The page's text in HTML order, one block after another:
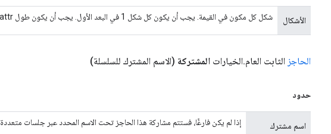
الأشكال شكل كل مكون في القيمة. يجب أن يكون كل شكل 1 في البعد الأول. يجب أن يكون طول attr هذا هو نفس طول أنواع_المكونات.
الحاجز الثابت العام.الخيارات المشتركة (الاسم المشترك للسلسلة)
حدود
اسم مشترك إذا لم يكن فارغًا، فستتم مشاركة هذا الحاجز تحت الاسم المحدد عبر جلسات متعددة.